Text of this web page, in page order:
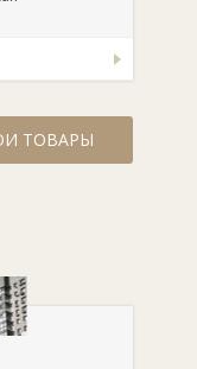
ТОВАРЫ